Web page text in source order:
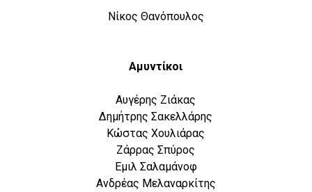
Νίκος Θανόπουλος
Αμυντίκοι
Αυγέρης Ζιάκας
Δημήτρης Σακελλάρης
Κώστας Χουλιάρας
Ζάρρας Σπύρος
Εμιλ Σαλαμάνοφ
Ανδρέας Μελαναρκίτης